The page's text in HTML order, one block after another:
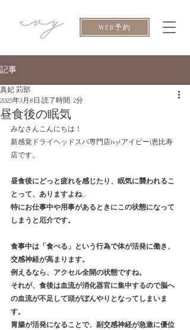
WEB予約
記事
昼食後の眠気
真妃 苅部
2025年3月8日 読了時間: 2分
みなさんこんにちは！
新感覚ドライヘッドスパ専門店ivy(アイビー)恵比寿
店です。
昼食後にどっと疲れを感じたり、眠気に襲われるこ
とって、ありますよね…
特にお仕事中や用事があるときにこの状態になって
しまうと厄介です。
食事中は「食べる」という行為で体が活発に働き、
交感神経が高まります。
例えるなら、アクセル全開の状態ですね。
それが、食後は血流が消化器官に集中するので脳へ
の血流が不足して頭がぼんやりとなってしまいま
す。
胃腸が活発になることで、副交感神経が急激に優位